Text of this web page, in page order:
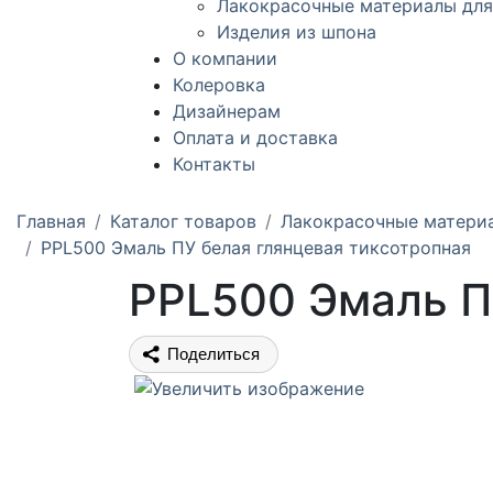
Лакокрасочные материалы
Изделия из шпона
О компании
Колеровка
Дизайнерам
Оплата и доставка
Контакты
Главная Каталог товаров Лакокрасочные
PPL500 Эмаль ПУ белая глянцевая тиксотропная
PPL500 Эмаль
Поделиться